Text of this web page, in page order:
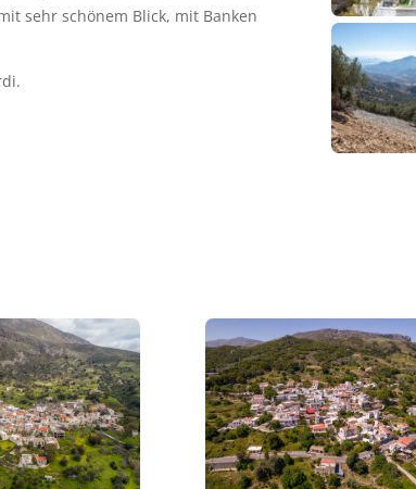
sehr schönem Blick, mit Banken